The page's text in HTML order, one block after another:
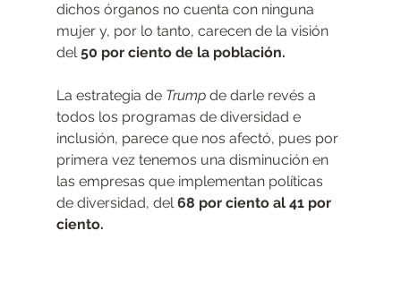
dichos órganos no cuenta con ninguna
mujer y, por lo tanto, carecen de la visión
del 50 por ciento de la población.
La estrategia de Trump de darle revés a
todos los programas de diversidad e
inclusión, parece que nos afectó, pues por
primera vez tenemos una disminución en
las empresas que implementan políticas
de diversidad, del 68 por ciento al 41 por
ciento.